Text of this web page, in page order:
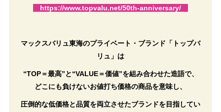
https://www.topvalu.net/50th-anniversary/
マックスバリュ東海のプライベート・ブランド「トップバ
リュ」は
“TOP＝最高”と“VALUE＝価値”を組み合わせた造語で、
どこにも負けないお値打ち価格の商品を意味し、
圧倒的な低価格と品質を両立させたブランドを目指してい